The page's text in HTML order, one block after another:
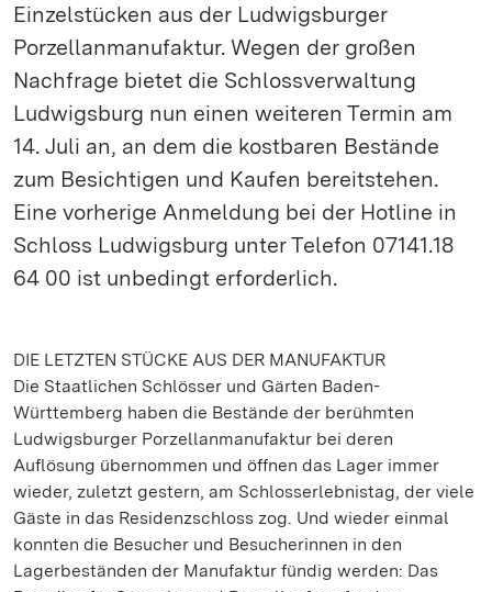
Einzelstücken aus der Ludwigsburger
Porzellanmanufaktur. Wegen der großen
Nachfrage bietet die Schlossverwaltung
Ludwigsburg nun einen weiteren Termin am
14. Juli an, an dem die kostbaren Bestände
zum Besichtigen und Kaufen bereitstehen.
Eine vorherige Anmeldung bei der Hotline in
Schloss Ludwigsburg unter Telefon 07141.18
64 00 ist unbedingt erforderlich.
DIE LETZTEN STÜCKE AUS DER MANUFAKTUR
Die Staatlichen Schlösser und Gärten Baden-
Württemberg haben die Bestände der berühmten
Ludwigsburger Porzellanmanufaktur bei deren
Auflösung übernommen und öffnen das Lager immer
wieder, zuletzt gestern, am Schlosserlebnistag, der viele
Gäste in das Residenzschloss zog. Und wieder einmal
konnten die Besucher und Besucherinnen in den
Lagerbeständen der Manufaktur fündig werden: Das